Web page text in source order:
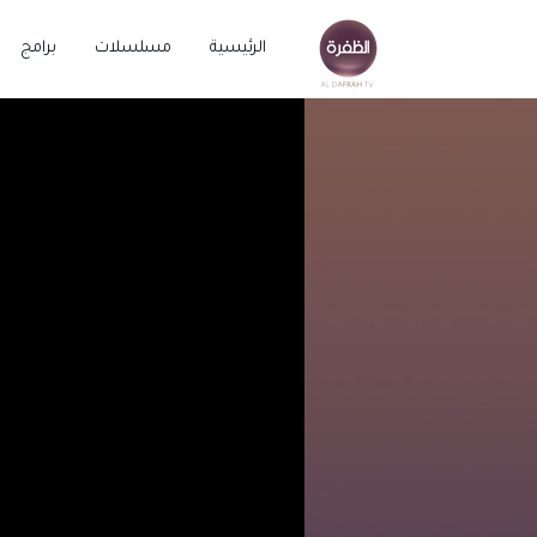
الرئيسية مسلسلات برامج